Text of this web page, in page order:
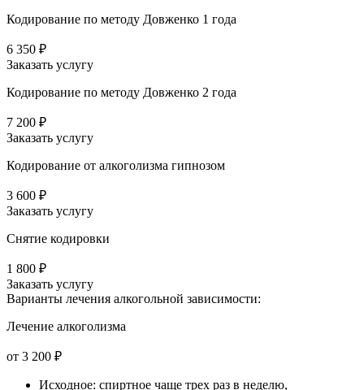
Кодирование по методу Довженко 1 года
6 350 ₽
Заказать услугу
Кодирование по методу Довженко 2 года
7 200 ₽
Заказать услугу
Кодирование от алкоголизма гипнозом
3 600 ₽
Заказать услугу
Снятие кодировки
1 800 ₽
Заказать услугу
Варианты лечения алкогольной зависимости:
Лечение алкоголизма
от 3 200 ₽
Исходное: спиртное чаще трех раз в неделю,